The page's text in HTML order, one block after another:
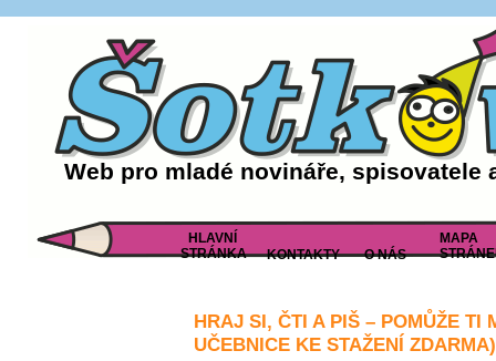
Web pro mladé novináře, spisovatele
HLAVNÍ
STRÁNKA
KONTAKTY O NÁS
MAPA
HRAJ SI, ČTI A PIŠ – POMŮŽE TI
UČEBNICE KE STAŽENÍ ZDARMA)